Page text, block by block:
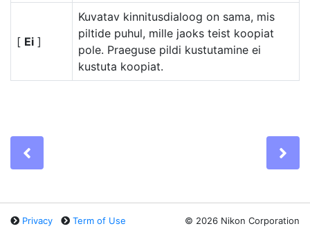
[ Ei ]
Kuvatav kinnitusdialoog on sama, mis
piltide puhul, mille jaoks teist koopiat
pole. Praeguse pildi kustutamine ei
kustuta koopiat.
Privacy Term of Use © 2026 Nikon Corporation